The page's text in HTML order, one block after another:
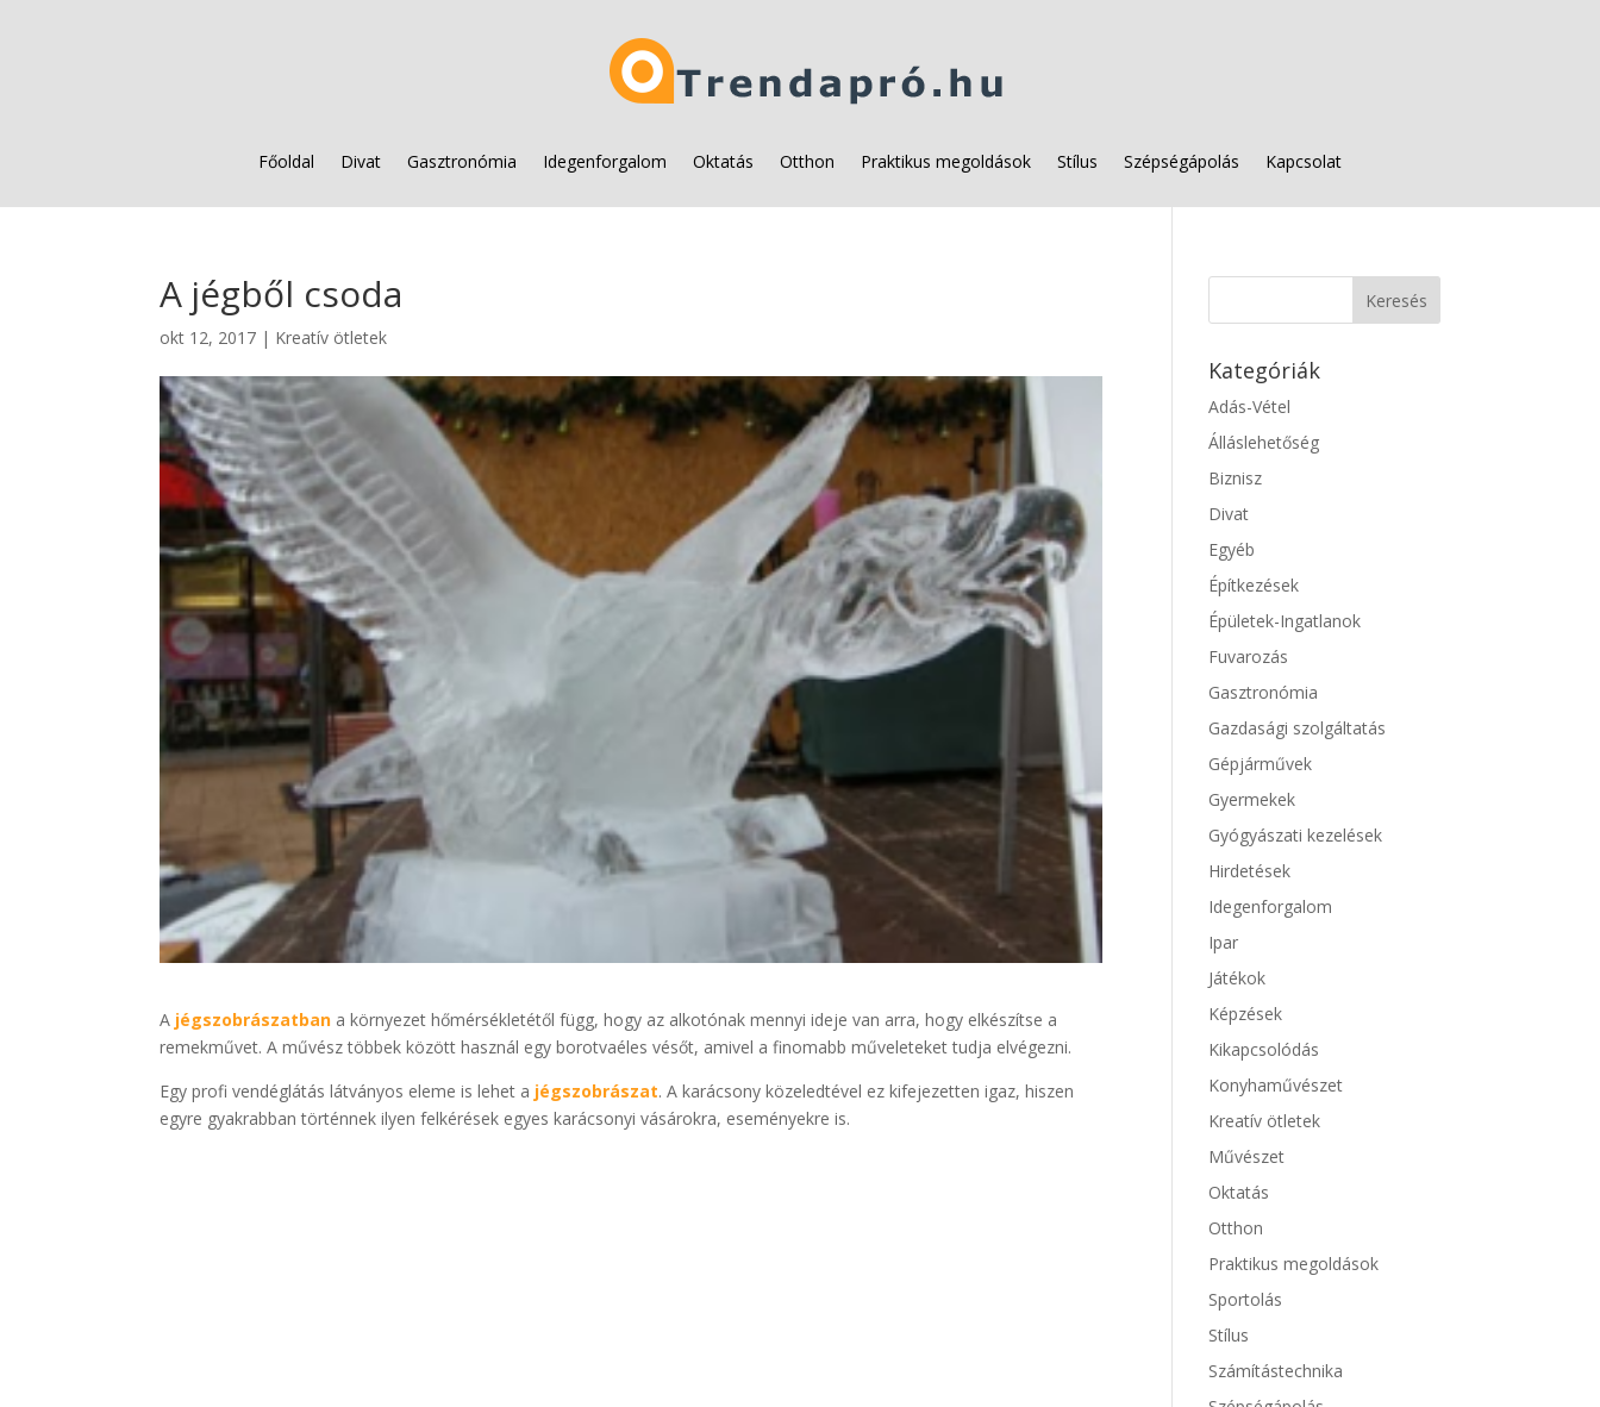
Főoldal Divat Gasztronómia Idegenforgalom Oktatás Otthon Praktikus megoldások Stílus Szépségápolás Kapcsolat
A jégből csoda
okt 12, 2017 | Kreatív ötletek
A jégszobrászatban a környezet hőmérsékletétől függ, hogy az alkotónak mennyi ideje van arra, hogy elkészítse a
remekművet. A művész többek között használ egy borotvaéles vésőt, amivel a finomabb műveleteket tudja elvégezni.
Egy profi vendéglátás látványos eleme is lehet a jégszobrászat. A karácsony közeledtével ez kifejezetten igaz, hiszen
egyre gyakrabban történnek ilyen felkérések egyes karácsonyi vásárokra, eseményekre is.
Kategóriák
Adás-Vétel
Álláslehetőség
Biznisz
Divat
Egyéb
Építkezések
Épületek-Ingatlanok
Fuvarozás
Gasztronómia
Gazdasági szolgáltatás
Gépjárművek
Gyermekek
Gyógyászati kezelések
Hirdetések
Idegenforgalom
Ipar
Játékok
Képzések
Kikapcsolódás
Konyhaművészet
Kreatív ötletek
Művészet
Oktatás
Otthon
Praktikus megoldások
Sportolás
Stílus
Számítástechnika